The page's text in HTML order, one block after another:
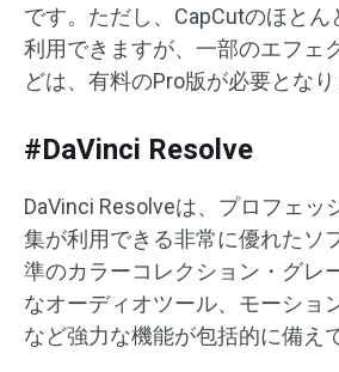
です。ただし、CapCutのほと
利用できますが、一部のエフェ
どは、有料のPro版が必要となり
#DaVinci Resolve
DaVinci Resolveは、プロフェッ
集が利用できる非常に優れたソ
準のカラーコレクション・グレ
なオーディオツール、モーショ
など強力な機能が包括的に備え